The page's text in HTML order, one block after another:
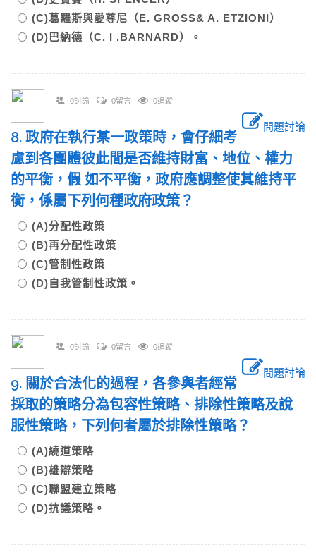
(C)葛羅斯與愛尊尼（E. GROSS& A. ETZIONI）
(D)巴納德（C. I .BARNARD）。
0討論 0留言 0追蹤
問題討論
8. 政府在執行某一政策時，會仔細考
慮到各團體彼此間是否維持財富、地位、權力
的平衡，假 如不平衡，政府應調整使其維持平
衡，係屬下列何種政府政策？
(A)分配性政策
(B)再分配性政策
(C)管制性政策
(D)自我管制性政策。
0討論 0留言 0追蹤
問題討論
9. 關於合法化的過程，各參與者經常
採取的策略分為包容性策略、排除性策略及說
服性策略，下列何者屬於排除性策略？
(A)繞道策略
(B)雄辯策略
(C)聯盟建立策略
(D)抗議策略。